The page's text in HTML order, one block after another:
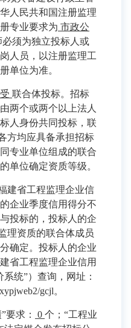
人民共和国注册监理
专业要求为 市政公
须为独立投标人或
人员，以注册监理工
单位为准。
联合体投标。招标
两个或两个以上法人
人身份共同投标，联
方均应具备承担招标
专业单位组成的联合
单位确定资质等级。
建省工程监理企业信
企业季度信用得分不
投标的，投标人的企
理资质的联合体成员
确定。投标人的企业
省工程监理企业信用
统”）查询，网址：
gcjl。
要求： 0 个；“工程业